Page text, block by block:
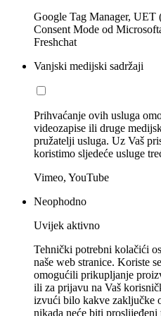
Google Tag Manager,
Consent Mode od
Freshchat
Vanjski medijski sadržaji
Prihvaćanje ovih usluga
videozapise ili druge
pružatelji usluga. Uz Vaš
koristimo sljedeće usluge
Vimeo, YouTube
Neophodno
Uvijek aktivno
Tehnički potrebni kolačići
naše web stranice. Koriste
omogućili prikupljanje
ili za prijavu na Vaš
izvući bilo kakve zaključke
nikada neće biti proslijeđeni